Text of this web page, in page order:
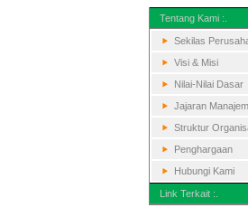
Tentang Kami :.
Sekilas
Visi & Misi
Nilai-Nilai Dasar
Jajaran
Struktur
Penghargaan
Hubungi Kami
Link Terkait :.